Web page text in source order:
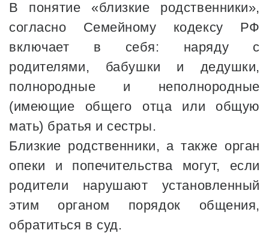
В понятие «близкие родственники»,
согласно Семейному кодексу РФ
включает в себя: наряду с
родителями, бабушки и дедушки,
полнородные и неполнородные
(имеющие общего отца или общую
мать) братья и сестры.
Близкие родственники, а также орган
опеки и попечительства могут, если
родители нарушают установленный
этим органом порядок общения,
обратиться в суд.